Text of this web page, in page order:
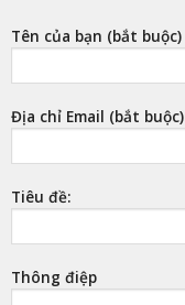
Tên của bạn (bắt buộc)
Địa chỉ Email (bắt buộc)
Tiêu đề:
Thông điệp